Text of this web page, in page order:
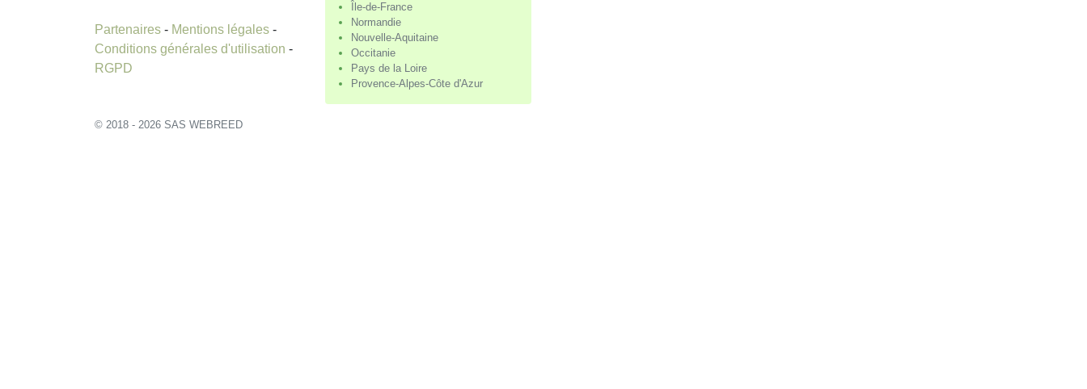
Partenaires - Mentions légales -
Conditions générales d'utilisation -
RGPD
© 2018 - 2026 SAS WEBREED
Île-de-France
Normandie
Nouvelle-Aquitaine
Occitanie
Pays de la Loire
Provence-Alpes-Côte d'Azur